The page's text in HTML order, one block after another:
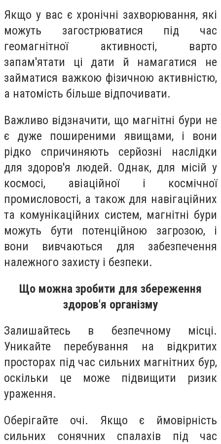
Якщо у вас є хронічні захворювання, які
можуть загострюватися під час
геомагнітної активності, варто
запам'ятати ці дати й намагатися не
займатися важкою фізичною активністю,
а натомість більше відпочивати.
Важливо відзначити, що магнітні бури не
є дуже поширеними явищами, і вони
рідко спричиняють серйозні наслідки
для здоров'я людей. Однак, для місій у
космосі, авіаційної і космічної
промисловості, а також для навігаційних
та комунікаційних систем, магнітні бури
можуть бути потенційною загрозою, і
вони вивчаються для забезпечення
належного захисту і безпеки.
Що можна зробити для збереження
здоров'я організму
Залишайтесь в безпечному місці.
Уникайте перебування на відкритих
просторах під час сильних магнітних бур,
оскільки це може підвищити ризик
ураження.
Оберігайте очі. Якщо є ймовірність
сильних сонячних спалахів під час